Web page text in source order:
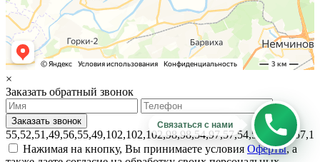
×
Заказать обратный звонок
Нажимая на кнопку, Вы принимаете условия Оферты, а
Связаться с нами